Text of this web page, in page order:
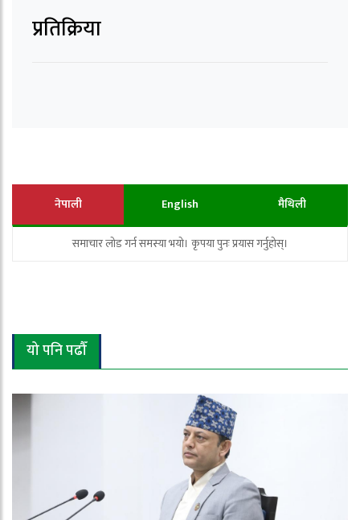
प्रतिक्रिया
नेपाली English मैथिली
समाचार लोड गर्न समस्या भयो। कृपया पुनः प्रयास गर्नुहोस्।
यो पनि पढौँ